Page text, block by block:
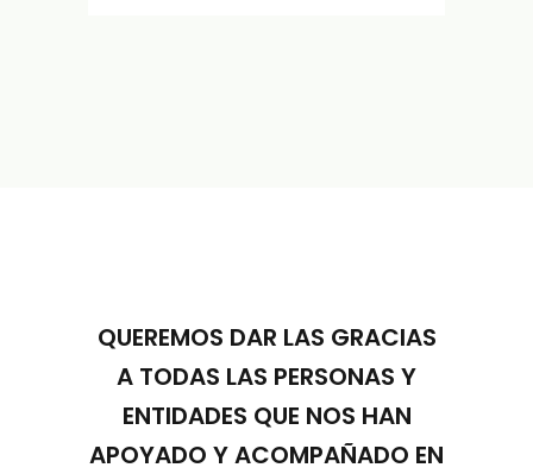
QUEREMOS DAR LAS GRACIAS
A TODAS LAS PERSONAS Y
ENTIDADES QUE NOS HAN
APOYADO Y ACOMPAÑADO EN